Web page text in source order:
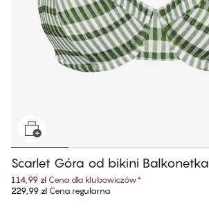
Scarlet Góra od bikini Balkonetka
114,99 zł Cena dla klubowiczów*
229,99 złCena regularna